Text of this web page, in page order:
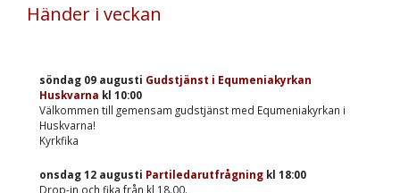
Händer i veckan
söndag 09 augusti Gudstjänst i Equmeniakyrkan
Huskvarna kl 10:00
Välkommen till gemensam gudstjänst med Equmeniakyrkan i
Huskvarna!
Kyrkfika
onsdag 12 augusti Partiledarutfrågning kl 18:00
Drop-in och fika från kl 18.00.